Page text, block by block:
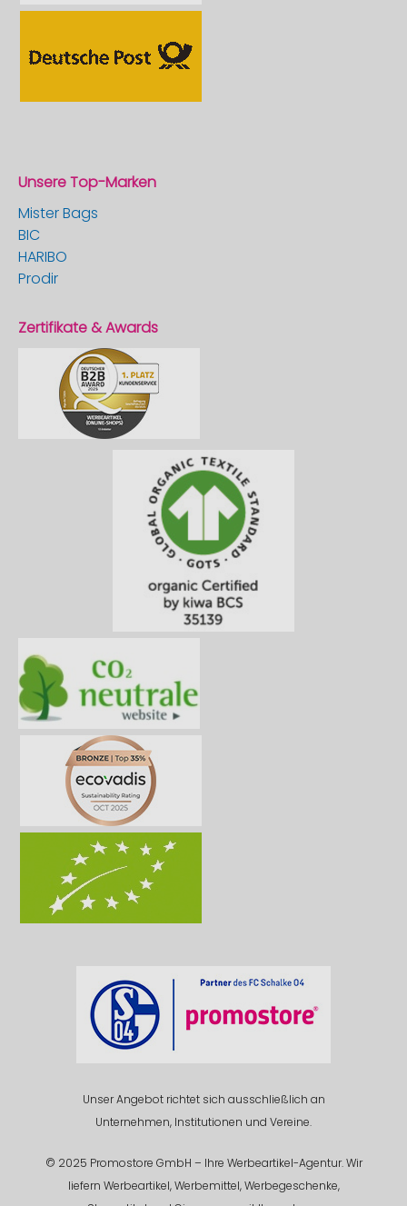
Unsere Top-Marken
Mister Bags
BIC
HARIBO
Prodir
Zertifikate & Awards
Unser Angebot richtet sich ausschließlich an
Unternehmen, Institutionen und Vereine.
© 2025 Promostore GmbH – Ihre Werbeartikel-Agentur. Wir
liefern Werbeartikel, Werbemittel, Werbegeschenke,